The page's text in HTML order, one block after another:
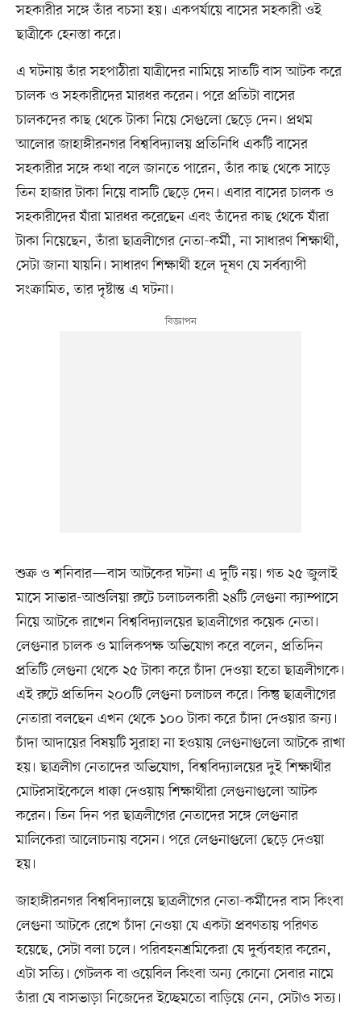
সহকারীর সঙ্গে তাঁর বচসা হয়। একপর্যায়ে বাসের সহকারী ওই
ছাত্রীকে হেনস্তা করে।
এ ঘটনায় তাঁর সহপাঠীরা যাত্রীদের নামিয়ে সাতটি বাস আটক করে
চালক ও সহকারীদের মারধর করেন। পরে প্রতিটা বাসের
চালকদের কাছ থেকে টাকা নিয়ে সেগুলো ছেড়ে দেন। প্রথম
আলোর জাহাঙ্গীরনগর বিশ্ববিদ্যালয় প্রতিনিধি একটি বাসের
সহকারীর সঙ্গে কথা বলে জানতে পারেন, তাঁর কাছ থেকে সাড়ে
তিন হাজার টাকা নিয়ে বাসটি ছেড়ে দেন। এবার বাসের চালক ও
সহকারীদের যাঁরা মারধর করেছেন এবং তাঁদের কাছ থেকে যাঁরা
টাকা নিয়েছেন, তাঁরা ছাত্রলীগের নেতা-কর্মী, না সাধারণ শিক্ষার্থী,
সেটা জানা যায়নি। সাধারণ শিক্ষার্থী হলে দূষণ যে সর্বব্যাপী
সংক্রামিত, তার দৃষ্টান্ত এ ঘটনা।
শুক্র ও শনিবার—বাস আটকের ঘটনা এ দুটি নয়। গত ২৫ জুলাই
মাসে সাভার-আশুলিয়া রুটে চলাচলকারী ২৪টি লেগুনা ক্যাম্পাসে
নিয়ে আটকে রাখেন বিশ্ববিদ্যালয়ের ছাত্রলীগের কয়েক নেতা।
লেগুনার চালক ও মালিকপক্ষ অভিযোগ করে বলেন, প্রতিদিন
প্রতিটি লেগুনা থেকে ২৫ টাকা করে চাঁদা দেওয়া হতো ছাত্রলীগকে।
এই রুটে প্রতিদিন ২০০টি লেগুনা চলাচল করে। কিন্তু ছাত্রলীগের
নেতারা বলছেন এখন থেকে ১০০ টাকা করে চাঁদা দেওয়ার জন্য।
চাঁদা আদায়ের বিষয়টি সুরাহা না হওয়ায় লেগুনাগুলো আটকে রাখা
হয়। ছাত্রলীগ নেতাদের অভিযোগ, বিশ্ববিদ্যালয়ের দুই শিক্ষার্থীর
মোটরসাইকেলে ধাক্কা দেওয়ায় শিক্ষার্থীরা লেগুনাগুলো আটক
করেন। তিন দিন পর ছাত্রলীগের নেতাদের সঙ্গে লেগুনার
মালিকেরা আলোচনায় বসেন। পরে লেগুনাগুলো ছেড়ে দেওয়া
হয়।
জাহাঙ্গীরনগর বিশ্ববিদ্যালয়ে ছাত্রলীগের নেতা-কর্মীদের বাস কিংবা
লেগুনা আটকে রেখে চাঁদা নেওয়া যে একটা প্রবণতায় পরিণত
হয়েছে, সেটা বলা চলে। পরিবহনশ্রমিকেরা যে দুর্ব্যবহার করেন,
এটা সত্যি। গেটলক বা ওয়েবিল কিংবা অন্য কোনো সেবার নামে
তাঁরা যে বাসভাড়া নিজেদের ইচ্ছেমতো বাড়িয়ে নেন, সেটাও সত্য।